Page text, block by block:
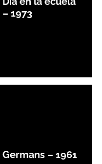
– 1973
Germans – 1961